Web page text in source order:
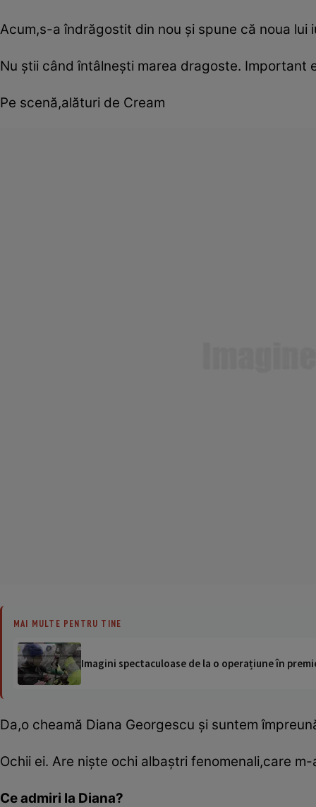
Acum,s-a îndrăgostit din nou şi spune că noua lui
Nu ştii când întâlneşti marea dragoste. Important
Pe scenă,alături de Cream
MAI MULTE PENTRU TINE
Imagini spectaculoase de la o operațiune în
Da,o cheamă Diana Georgescu şi suntem
Ochii ei. Are nişte ochi albaştri fenomenali,care
Ce admiri la Diana?